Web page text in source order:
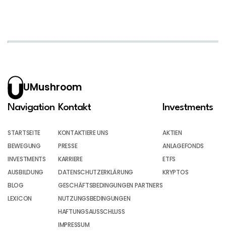
UMushroom
Navigation
STARTSEITE
BEWEGUNG
INVESTMENTS
AUSBILDUNG
BLOG
LEXICON
Kontakt
KONTAKTIERE UNS
PRESSE
KARRIERE
DATENSCHUTZERKLÄRUNG
GESCHÄFTSBEDINGUNGEN PARTNERS
NUTZUNGSBEDINGUNGEN
HAFTUNGSAUSSCHLUSS
IMPRESSUM
Investments
AKTIEN
ANLAGEFONDS
ETFS
KRYPTOS